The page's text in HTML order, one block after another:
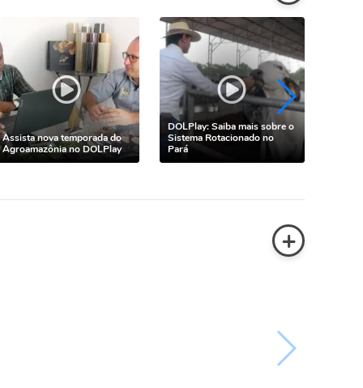
Assista nova temporada do
Agroamazônia no DOLPlay
DOLPlay: Saiba mais sobre o
Sistema Rotacionado no
Pará
+